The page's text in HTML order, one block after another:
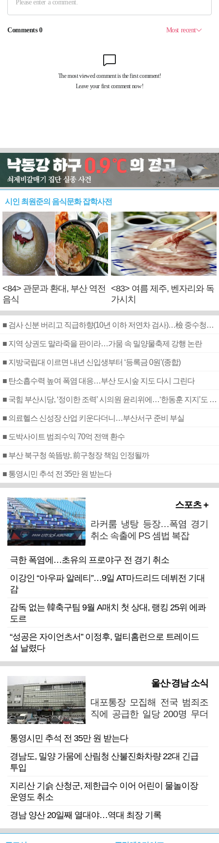
시인 최원준의 음식문화 잡학사전
<84> 관문과 환대, 부산 역전
음식
<83> 여름 제주, 벤자리와 독
가시치
■ 검사 신분 버리고 직급하향(10년 이하 저연차 검사)…檢 중수청행 기피
■ 지역 상권도 말라죽을 판이라…가뭄 속 밀양물축제 강행 논란
■ 지방국립대 이르면 내년 신입생부터 ‘등록금 0원’(종합)
■ 탄소흡수력 높여 폭염 대응…부산 도시숲 지도 다시 그린다
■ 국힘 부산시당, ‘정이한 조력’ 시의원 윤리위에…‘한동훈 지지’도 신고접수
■ 의료헬스 신성장 산업 키운다더니…부산서구 준비 부실
■ 도박사이트 범죄수익 70억 전액 환수
■ 부산 북구청 쑥뜸방, 前구청장 책임 인정될까
■ 통영시민 추석 전 35만 원 받는다
스포츠 +
라커룸 냉탕 등장…폭염 경기
취소 속출에 PS 셈법 복잡
극한 폭염에…초유의 프로야구 전 경기 취소
이강인 “아우파 알레티”…9일 AT마드리드 데뷔전 기대
감
감독 없는 韓축구팀 9월 A매치 첫 상대, 랭킹 25위 에콰
도르
“성공은 자이언츠서” 이정후, 멀티홈런으로 트레이드
설 날렸다
울산·경남 소식
대포통장 모집해 전국 범죄조
직에 공급한 일당 200명 무더
통영시민 추석 전 35만 원 받는다
경남도, 밀양 가뭄에 산림청 산불진화차량 22대 긴급
투입
지리산 기슭 산청군, 제한급수 이어 어린이 물놀이장
운영도 취소
경남 양산 20일째 열대야…역대 최장 기록